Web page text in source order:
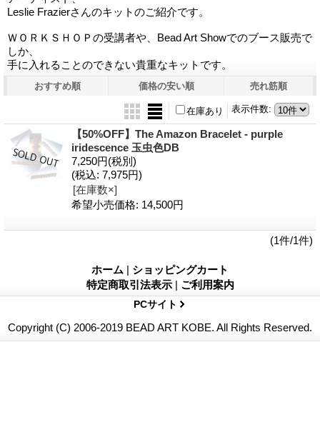
Leslie Frazierさんのキットのご紹介です。
ＷＯＲＫＳＨＯＰの受講者や、Bead Art Showでのブース販売で
しか、
手に入れることのできない貴重なキットです。
おすすめ順 価格の安い順 売れ筋順
表示件数:
在庫あり
【50%OFF】The Amazon Bracelet - purple
iridescence 玉虫色DB
7,250円(税別)
(税込: 7,975円)
[在庫数×]
希望小売価格: 14,500円
(1件/1件)
ホーム | ショッピングカート
特定商取引法表示 | ご利用案内
PCサイト
Copyright (C) 2006-2019 BEAD ART KOBE. All Rights Reserved.